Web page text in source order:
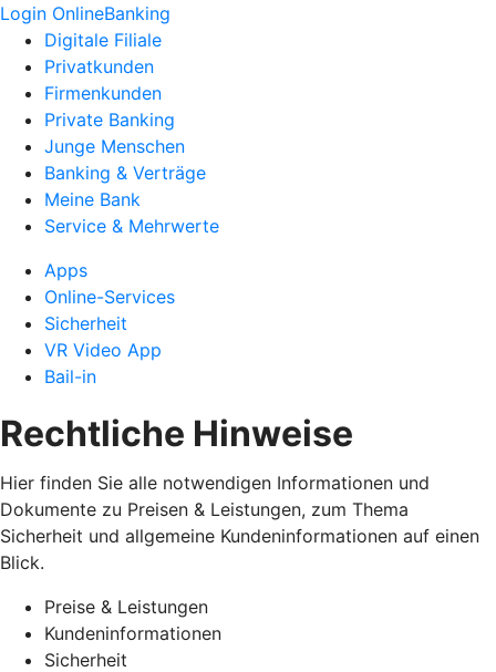
Login OnlineBanking
Digitale Filiale
Privatkunden
Firmenkunden
Private Banking
Junge Menschen
Banking & Verträge
Meine Bank
Service & Mehrwerte
Apps
Online-Services
Sicherheit
VR Video App
Bail-in
Rechtliche Hinweise
Hier finden Sie alle notwendigen Informationen und
Dokumente zu Preisen & Leistungen, zum Thema
Sicherheit und allgemeine Kundeninformationen auf einen
Blick.
Preise & Leistungen
Kundeninformationen
Sicherheit